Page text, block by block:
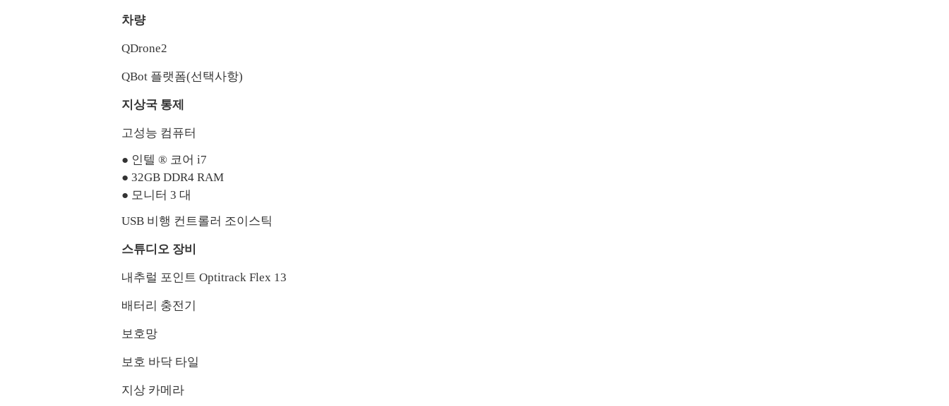
차량
QDrone2
QBot 플랫폼(선택사항)
지상국 통제
고성능 컴퓨터
● 인텔 ® 코어 i7
● 32GB DDR4 RAM
● 모니터 3 대
USB 비행 컨트롤러 조이스틱
스튜디오 장비
내추럴 포인트 Optitrack Flex 13
배터리 충전기
보호망
보호 바닥 타일
지상 카메라